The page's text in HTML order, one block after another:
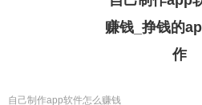
赚钱_挣钱的
作
自己制作app软件怎么赚钱